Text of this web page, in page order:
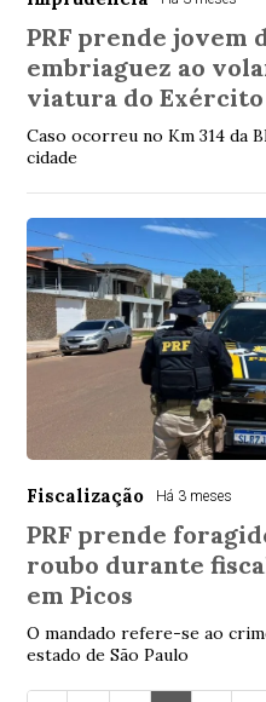
PRF prende jovem
embriaguez ao
viatura do Exército
Caso ocorreu no Km 314 da
cidade
Fiscalização Há 3 meses
PRF prende
roubo durante
em Picos
O mandado refere-se ao
estado de São Paulo